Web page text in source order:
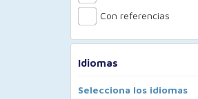
Con referencias
Idiomas
Selecciona los idiomas